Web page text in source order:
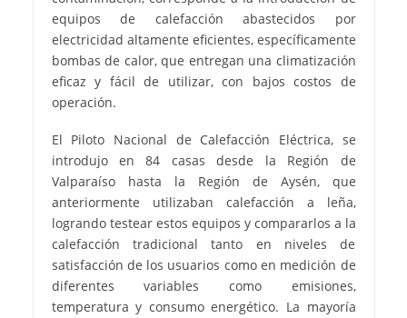
equipos de calefacción abastecidos por
electricidad altamente eficientes, específicamente
bombas de calor, que entregan una climatización
eficaz y fácil de utilizar, con bajos costos de
operación.
El Piloto Nacional de Calefacción Eléctrica, se
introdujo en 84 casas desde la Región de
Valparaíso hasta la Región de Aysén, que
anteriormente utilizaban calefacción a leña,
logrando testear estos equipos y compararlos a la
calefacción tradicional tanto en niveles de
satisfacción de los usuarios como en medición de
diferentes variables como emisiones,
temperatura y consumo energético. La mayoría